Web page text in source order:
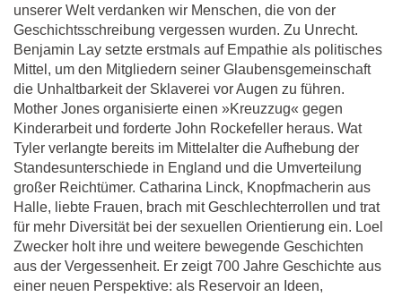
unserer Welt verdanken wir Menschen, die von der
Geschichtsschreibung vergessen wurden. Zu Unrecht.
Benjamin Lay setzte erstmals auf Empathie als politisches
Mittel, um den Mitgliedern seiner Glaubensgemeinschaft
die Unhaltbarkeit der Sklaverei vor Augen zu führen.
Mother Jones organisierte einen »Kreuzzug« gegen
Kinderarbeit und forderte John Rockefeller heraus. Wat
Tyler verlangte bereits im Mittelalter die Aufhebung der
Standesunterschiede in England und die Umverteilung
großer Reichtümer. Catharina Linck, Knopfmacherin aus
Halle, liebte Frauen, brach mit Geschlechterrollen und trat
für mehr Diversität bei der sexuellen Orientierung ein. Loel
Zwecker holt ihre und weitere bewegende Geschichten
aus der Vergessenheit. Er zeigt 700 Jahre Geschichte aus
einer neuen Perspektive: als Reservoir an Ideen,